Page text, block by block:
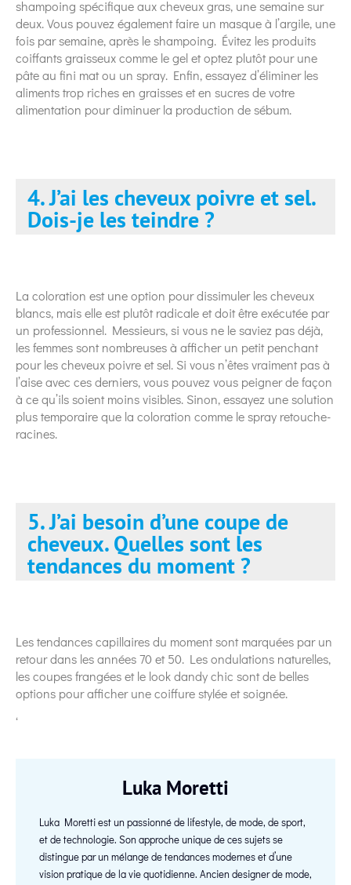
shampoing spécifique aux cheveux gras, une semaine sur
deux. Vous pouvez également faire un masque à l’argile, une
fois par semaine, après le shampoing. Évitez les produits
coiffants graisseux comme le gel et optez plutôt pour une
pâte au fini mat ou un spray. Enfin, essayez d’éliminer les
aliments trop riches en graisses et en sucres de votre
alimentation pour diminuer la production de sébum.
4. J’ai les cheveux poivre et sel.
Dois-je les teindre ?
La coloration est une option pour dissimuler les cheveux
blancs, mais elle est plutôt radicale et doit être exécutée par
un professionnel. Messieurs, si vous ne le saviez pas déjà,
les femmes sont nombreuses à afficher un petit penchant
pour les cheveux poivre et sel. Si vous n’êtes vraiment pas à
l’aise avec ces derniers, vous pouvez vous peigner de façon
à ce qu’ils soient moins visibles. Sinon, essayez une solution
plus temporaire que la coloration comme le spray retouche-
racines.
5. J’ai besoin d’une coupe de
cheveux. Quelles sont les
tendances du moment ?
Les tendances capillaires du moment sont marquées par un
retour dans les années 70 et 50. Les ondulations naturelles,
les coupes frangées et le look dandy chic sont de belles
options pour afficher une coiffure stylée et soignée.
‘
Luka Moretti
Luka Moretti est un passionné de lifestyle, de mode, de sport,
et de technologie. Son approche unique de ces sujets se
distingue par un mélange de tendances modernes et d’une
vision pratique de la vie quotidienne. Ancien designer de mode,